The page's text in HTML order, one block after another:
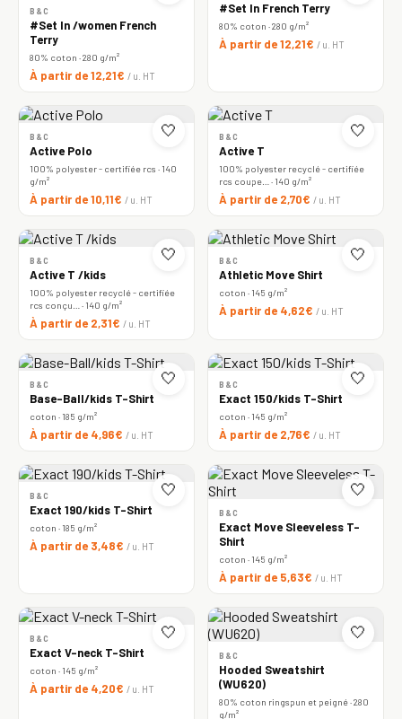
B&C
#Set In /women French
Terry
80% coton · 280 g/m²
À partir de 12,21€ / u. HT
#Set In French Terry
80% coton · 280 g/m²
À partir de 12,21€ / u. HT
🤍
B&C
Active Polo
100% polyester - certifiée rcs · 140
g/m²
À partir de 10,11€ / u. HT
🤍
B&C
Active T
100% polyester recyclé - certifiée
rcs coupe… · 140 g/m²
À partir de 2,70€ / u. HT
🤍
B&C
Active T /kids
100% polyester recyclé - certifiée
rcs conçu… · 140 g/m²
À partir de 2,31€ / u. HT
🤍
B&C
Athletic Move Shirt
coton · 145 g/m²
À partir de 4,62€ / u. HT
🤍
B&C
Base-Ball/kids T-Shirt
coton · 185 g/m²
À partir de 4,96€ / u. HT
🤍
B&C
Exact 150/kids T-Shirt
coton · 145 g/m²
À partir de 2,76€ / u. HT
🤍
B&C
Exact 190/kids T-Shirt
coton · 185 g/m²
À partir de 3,48€ / u. HT
🤍
B&C
Exact Move Sleeveless T-
Shirt
coton · 145 g/m²
À partir de 5,63€ / u. HT
🤍
B&C
Exact V-neck T-Shirt
coton · 145 g/m²
À partir de 4,20€ / u. HT
🤍
B&C
Hooded Sweatshirt
(WU620)
80% coton ringspun et peigné · 280
g/m²